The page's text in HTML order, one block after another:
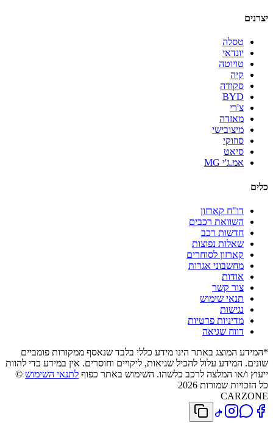
יצרנים
טסלה
יונדאי
טויוטה
קיה
סקודה
BYD
צ'רי
מאזדה
מיצובישי
סוזוקי
סיאט
אמ.ג'י MG
כלים
דו"ח קארזון
השוואת רכבים
חדשות רכב
שאלות נפוצות
קארזון לסוחרים
מחשבוני אגרות
אודות
צור קשר
תנאי שימוש
נגישות
מדיניות פרטיות
דווח שגיאה
*המידע המוצג באתר הינו מידע כללי בלבד שנאסף ממקורות פומביים
שונים. המידע עלול להכיל שגיאות, ליקויים וחוסרים. אין במידע כדי להוות
ייעוץ ו/או המלצה לרכב כלשהו. השימוש באתר כפוף לתנאי השימוש ©
כל הזכויות שמורות 2026
CARZONE